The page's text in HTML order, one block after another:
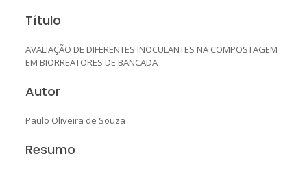
Título
AVALIAÇÃO DE DIFERENTES INOCULANTES NA COMPOSTAGEM
EM BIORREATORES DE BANCADA
Autor
Paulo Oliveira de Souza
Resumo